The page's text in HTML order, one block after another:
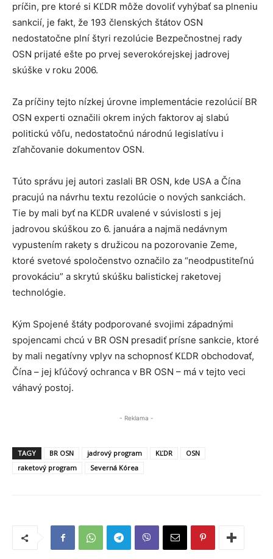
príčin, pre ktoré si KĽDR môže dovoliť vyhýbať sa plneniu
sankcií, je fakt, že 193 členských štátov OSN
nedostatočne plní štyri rezolúcie Bezpečnostnej rady
OSN prijaté ešte po prvej severokórejskej jadrovej
skúške v roku 2006.
Za príčiny tejto nízkej úrovne implementácie rezolúcií BR
OSN experti označili okrem iných faktorov aj slabú
politickú vôľu, nedostatočnú národnú legislatívu i
zľahčovanie dokumentov OSN.
Túto správu jej autori zaslali BR OSN, kde USA a Čína
pracujú na návrhu textu rezolúcie o nových sankciách.
Tie by mali byť na KĽDR uvalené v súvislosti s jej
jadrovou skúškou zo 6. januára a najmä nedávnym
vypustením rakety s družicou na pozorovanie Zeme,
ktoré svetové spoločenstvo označilo za “neodpustiteľnú
provokáciu” a skrytú skúšku balistickej raketovej
technológie.
Kým Spojené štáty podporované svojimi západnými
spojencami chcú v BR OSN presadiť prísne sankcie, ktoré
by mali negatívny vplyv na schopnosť KĽDR obchodovať,
Čína – jej kľúčový ochranca v BR OSN – má v tejto veci
váhavý postoj.
- Reklama -
TAGY BR OSN jadrový program KĽDR
OSN
raketový program
Severná Kórea